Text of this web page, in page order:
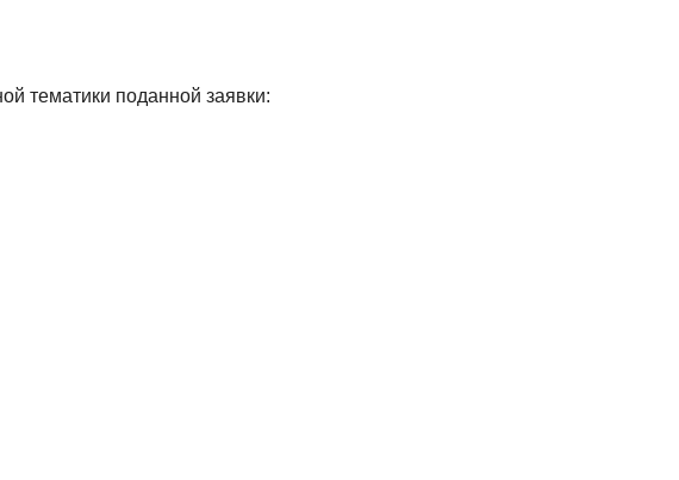
тематики поданной заявки: